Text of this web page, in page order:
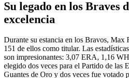
Su legado en los Braves
excelencia
Durante su estancia en los Bravos, Max
151 de ellos como titular. Las
son impresionantes: 3,07 ERA, 1,16
elegido dos veces para el Partido de las
Guantes de Oro y dos veces fue votado